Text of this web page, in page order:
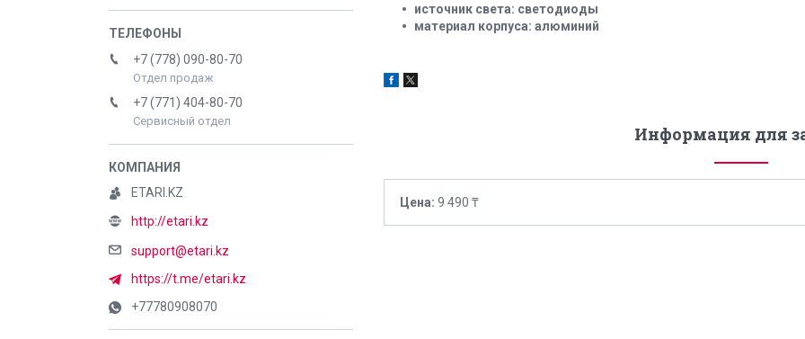
источник света: светодиоды
материал корпуса: алюминий
Информация для
Цена: 9 490 ₸
+7 (778) 090-80-70
Отдел продаж
+7 (771) 404-80-70
Сервисный отдел
ETARI.KZ
http://etari.kz
support@etari.kz
https://t.me/etari.kz
+77780908070